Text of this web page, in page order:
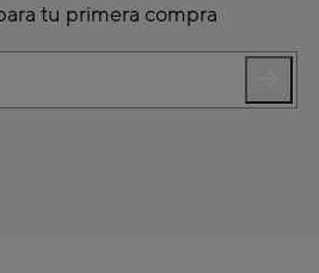
tu primera compra